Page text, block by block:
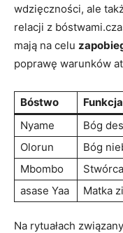
wdzięczności, ale
relacji z
mają na celu
poprawę warunków
Bóstwo Funkcja
Nyame
Bóg
Olorun
Bóg
Mbombo
asase Yaa
Matka
Na rytuałach